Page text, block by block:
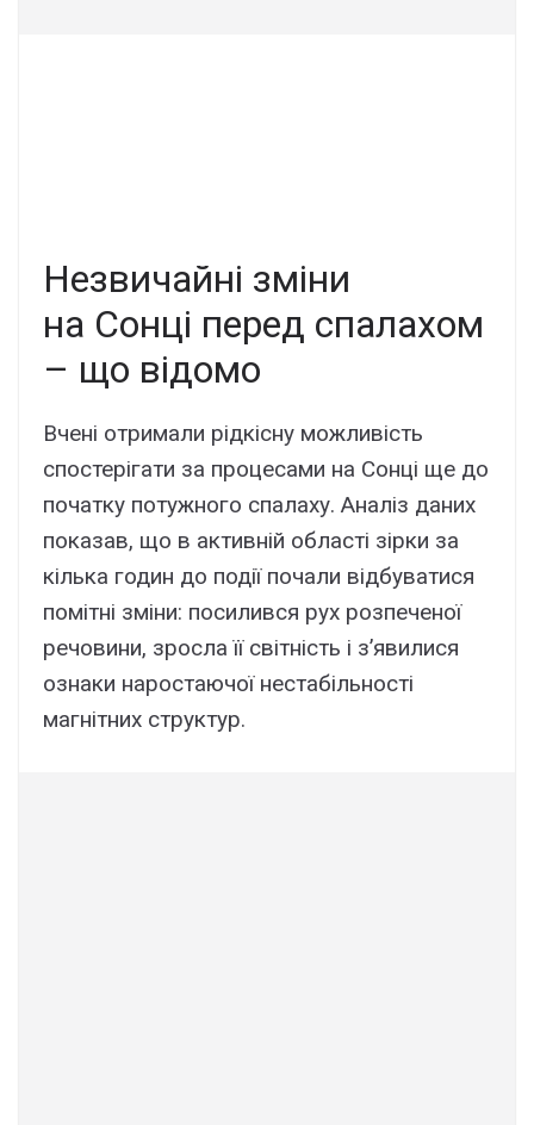
Незвичайні зміни
на Сонці перед спалахом
– що відомо
Вчені отримали рідкісну можливість
спостерігати за процесами на Сонці ще до
початку потужного спалаху. Аналіз даних
показав, що в активній області зірки за
кілька годин до події почали відбуватися
помітні зміни: посилився рух розпеченої
речовини, зросла її світність і з’явилися
ознаки наростаючої нестабільності
магнітних структур.